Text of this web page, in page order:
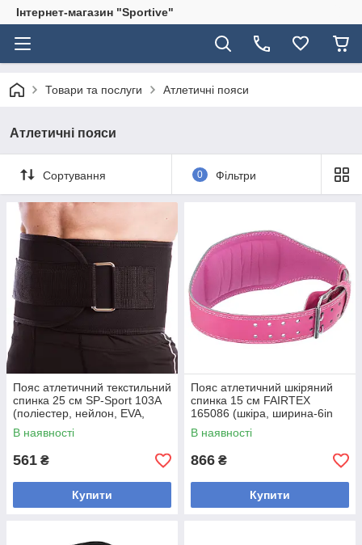
Інтернет-магазин "Sportive"
Товари та послуги Атлетичні пояси
Атлетичні пояси
Сортування 0 Фільтри
Пояс атлетичний текстильний
спинка 25 см SP-Sport 103A
(поліестер, нейлон, EVA,
ширина-25 см, довжина 96-
112 см,
В наявності
561 ₴
Купити
Пояс атлетичний шкіряний
спинка 15 см FAIRTEX
165086 (шкіра, ширина-6in
(15 см), довжина 100-112 см,
розмір S-XL, с
В наявності
866 ₴
Купити